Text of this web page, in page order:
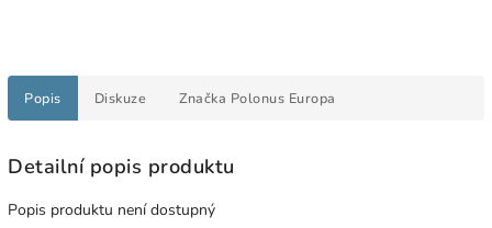
Popis Diskuze Značka Polonus Europa
Detailní popis produktu
Popis produktu není dostupný